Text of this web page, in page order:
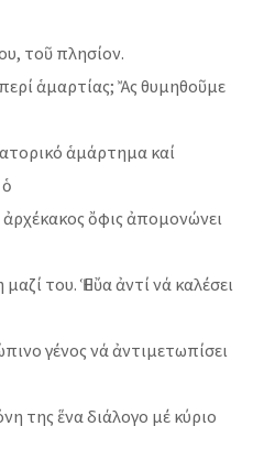
τοῦ πλησίον.
περί ἁμαρτίας; Ἄς θυμηθοῦμε
ἁμάρτημα καί
ὄφις ἀπομονώνει
του. Ἡ Εὔα ἀντί νά καλέσει
γένος νά ἀντιμετωπίσει
της ἕνα διάλογο μέ κύριο